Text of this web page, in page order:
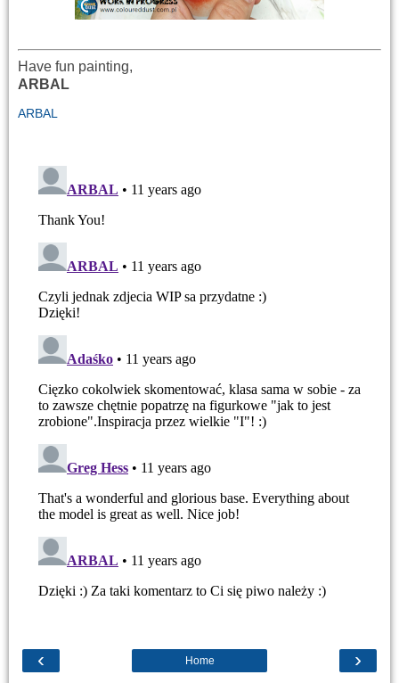
Have fun painting,
ARBAL
ARBAL
‹ ›
Home